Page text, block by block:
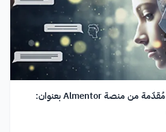
دورة تدريبية عبر الإنترنت مُقدّمة من منصة Almentor بعنوان: